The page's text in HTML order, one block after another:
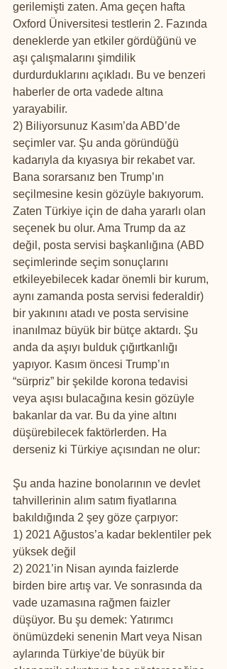
gerilemişti zaten. Ama geçen hafta
Oxford Üniversitesi testlerin 2. Fazında
deneklerde yan etkiler gördüğünü ve
aşı çalışmalarını şimdilik
durdurduklarını açıkladı. Bu ve benzeri
haberler de orta vadede altına
yarayabilir.
2) Biliyorsunuz Kasım’da ABD’de
seçimler var. Şu anda göründüğü
kadarıyla da kıyasıya bir rekabet var.
Bana sorarsanız ben Trump’ın
seçilmesine kesin gözüyle bakıyorum.
Zaten Türkiye için de daha yararlı olan
seçenek bu olur. Ama Trump da az
değil, posta servisi başkanlığına (ABD
seçimlerinde seçim sonuçlarını
etkileyebilecek kadar önemli bir kurum,
aynı zamanda posta servisi federaldir)
bir yakınını atadı ve posta servisine
inanılmaz büyük bir bütçe aktardı. Şu
anda da aşıyı bulduk çığırtkanlığı
yapıyor. Kasım öncesi Trump’ın
“sürpriz” bir şekilde korona tedavisi
veya aşısı bulacağına kesin gözüyle
bakanlar da var. Bu da yine altını
düşürebilecek faktörlerden. Ha
derseniz ki Türkiye açısından ne olur:
Şu anda hazine bonolarının ve devlet
tahvillerinin alım satım fiyatlarına
bakıldığında 2 şey göze çarpıyor:
1) 2021 Ağustos’a kadar beklentiler pek
yüksek değil
2) 2021’in Nisan ayında faizlerde
birden bire artış var. Ve sonrasında da
vade uzamasına rağmen faizler
düşüyor. Bu şu demek: Yatırımcı
önümüzdeki senenin Mart veya Nisan
aylarında Türkiye’de büyük bir